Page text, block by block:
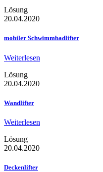
Lösung
20.04.2020
mobiler Schwimmbadlifter
Weiterlesen
Lösung
20.04.2020
Wandlifter
Weiterlesen
Lösung
20.04.2020
Deckenlifter